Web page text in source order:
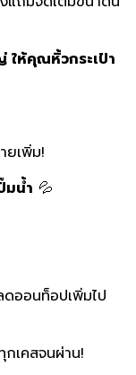
ให้คุณหิ้วกระเป๋า
ยเพิ่ม!
มน้ำ 💦
ดออนท็อปเพิ่มไป
เคสจนผ่าน!